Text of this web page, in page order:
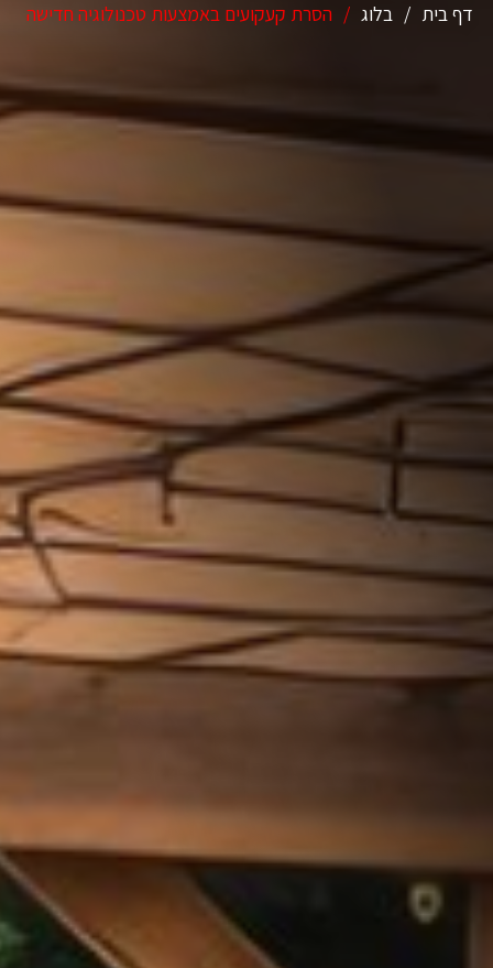
דף בית / בלוג / הסרת קעקועים באמצעות טכנולוגיה חדישה